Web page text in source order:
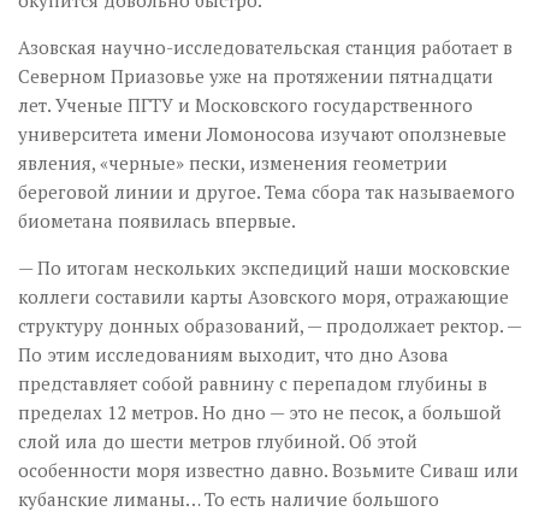
Азовская научно-исследовательская станция работает в
Северном Приазовье уже на протяжении пятнадцати
лет. Ученые ПГТУ и Московского государственного
университета имени Ломоносова изучают оползневые
явления, «черные» пески, изменения геометрии
береговой линии и другое. Тема сбора так называемого
биометана появилась впервые.
— По итогам нескольких экспедиций наши московские
коллеги составили карты Азовского моря, отражающие
структуру донных образований, — продолжает ректор. —
По этим исследованиям выходит, что дно Азова
представляет собой равнину с перепадом глубины в
пределах 12 метров. Но дно — это не песок, а большой
слой ила до шести метров глубиной. Об этой
особенности моря известно давно. Возьмите Сиваш или
кубанские лиманы… То есть наличие большого